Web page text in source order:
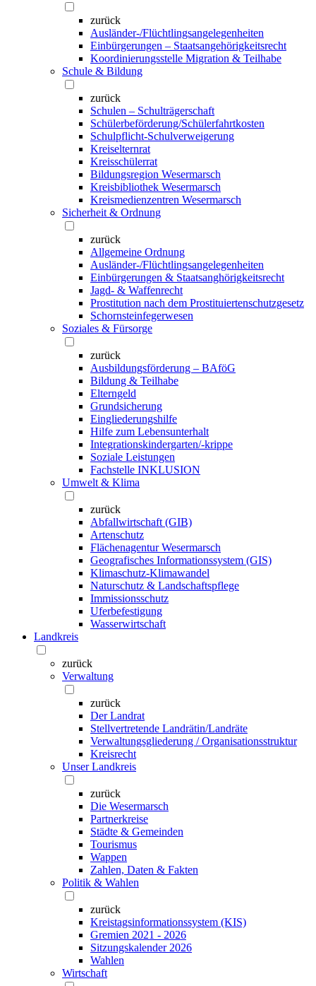
zurück
Ausländer-/Flüchtlingsangelegenheiten
Einbürgerungen – Staatsangehörigkeitsrecht
Koordinierungsstelle Migration & Teilhabe
Schule & Bildung
zurück
Schulen – Schulträgerschaft
Schülerbeförderung/Schülerfahrtkosten
Schulpflicht-Schulverweigerung
Kreiselternrat
Kreisschülerrat
Bildungsregion Wesermarsch
Kreisbibliothek Wesermarsch
Kreismedienzentren Wesermarsch
Sicherheit & Ordnung
zurück
Allgemeine Ordnung
Ausländer-/Flüchtlingsangelegenheiten
Einbürgerungen & Staatsanghörigkeitsrecht
Jagd- & Waffenrecht
Prostitution nach dem Prostituiertenschutzgesetz
Schornsteinfegerwesen
Soziales & Fürsorge
zurück
Ausbildungsförderung – BAföG
Bildung & Teilhabe
Elterngeld
Grundsicherung
Eingliederungshilfe
Hilfe zum Lebensunterhalt
Integrationskindergarten/-krippe
Soziale Leistungen
Fachstelle INKLUSION
Umwelt & Klima
zurück
Abfallwirtschaft (GIB)
Artenschutz
Flächenagentur Wesermarsch
Geografisches Informationssystem (GIS)
Klimaschutz-Klimawandel
Naturschutz & Landschaftspflege
Immissionsschutz
Uferbefestigung
Wasserwirtschaft
Landkreis
zurück
Verwaltung
zurück
Der Landrat
Stellvertretende Landrätin/Landräte
Verwaltungsgliederung / Organisationsstruktur
Kreisrecht
Unser Landkreis
zurück
Die Wesermarsch
Partnerkreise
Städte & Gemeinden
Tourismus
Wappen
Zahlen, Daten & Fakten
Politik & Wahlen
zurück
Kreistagsinformationssystem (KIS)
Gremien 2021 - 2026
Sitzungskalender 2026
Wahlen
Wirtschaft